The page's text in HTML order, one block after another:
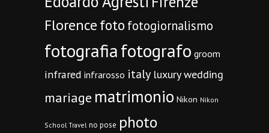
Florencefoto fotogiornalismo
fotografiafotografo groom
infrared infrarosso italy luxury wedding
mariage matrimonio Nikon Nikon
School Travel no pose photo